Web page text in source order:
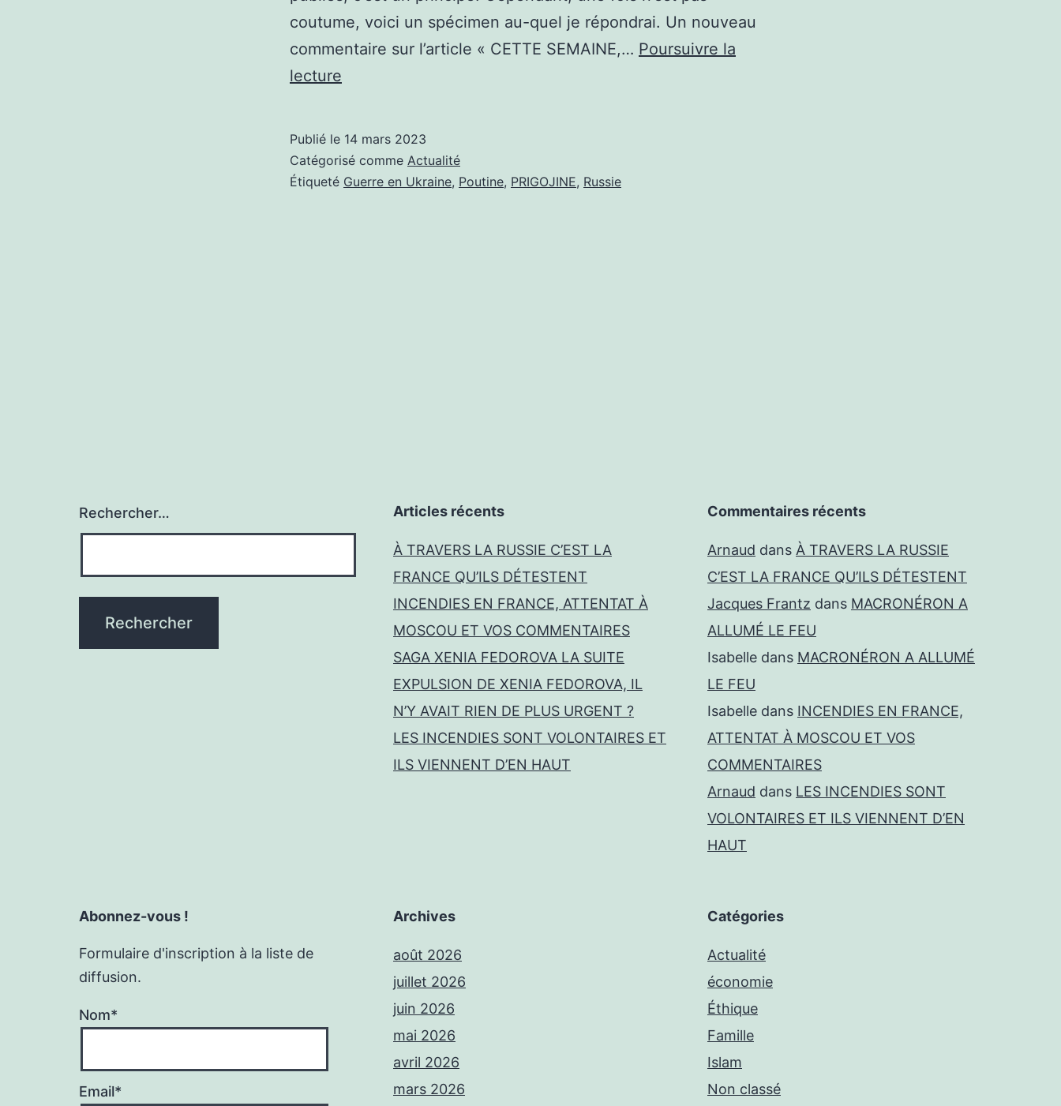
coutume, voici un spécimen au-quel je répondrai. Un nouveau
commentaire sur l’article « CETTE SEMAINE,… Poursuivre la
lecture
ME
FAIT
Publié le 14 mars 2023
Catégorisé comme Actualité
Étiqueté Guerre en Ukraine, Poutine, PRIGOJINE, Russie
Rechercher… Articles récents
À TRAVERS LA RUSSIE C’EST LA
FRANCE QU’ILS DÉTESTENT
INCENDIES EN FRANCE, ATTENTAT À
MOSCOU ET VOS COMMENTAIRES
SAGA XENIA FEDOROVA LA SUITE
EXPULSION DE XENIA FEDOROVA, IL
N’Y AVAIT RIEN DE PLUS URGENT ?
LES INCENDIES SONT VOLONTAIRES ET
ILS VIENNENT D’EN HAUT
Commentaires récents
Arnaud dans À TRAVERS LA RUSSIE
C’EST LA FRANCE QU’ILS DÉTESTENT
Jacques Frantz dans MACRONÉRON A
ALLUMÉ LE FEU
Isabelle dans MACRONÉRON A ALLUMÉ
LE FEU
Isabelle dans INCENDIES EN FRANCE,
ATTENTAT À MOSCOU ET VOS
COMMENTAIRES
Arnaud dans LES INCENDIES SONT
VOLONTAIRES ET ILS VIENNENT D’EN
HAUT
Abonnez-vous !
Formulaire d'inscription à la liste de
diffusion.
Nom*
Email*
Archives
août 2026
juillet 2026
juin 2026
mai 2026
avril 2026
mars 2026
Catégories
Actualité
économie
Éthique
Famille
Islam
Non classé